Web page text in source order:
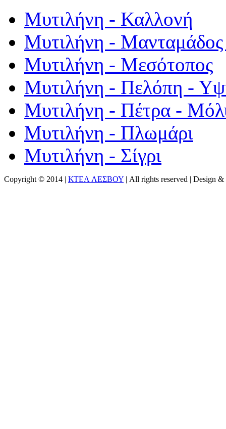
Μυτιλήνη - Καλλονή
Μυτιλήνη - Μανταμάδος
Μυτιλήνη - Μεσότοπος
Μυτιλήνη - Πελόπη -
Μυτιλήνη - Πέτρα -
Μυτιλήνη - Πλωμάρι
Μυτιλήνη - Σίγρι
Copyright © 2014 | ΚΤΕΛ ΛΕΣΒΟΥ | All rights reserved | Design &